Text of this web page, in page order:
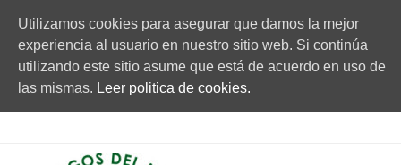
Utilizamos cookies para asegurar que damos la mejor
experiencia al usuario en nuestro sitio web. Si continúa
utilizando este sitio asume que está de acuerdo en uso de
las mismas. Leer politica de cookies.